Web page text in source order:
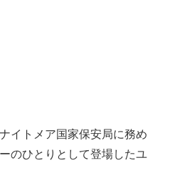
イトメア国家保安局に務め
のひとりとして登場したユ